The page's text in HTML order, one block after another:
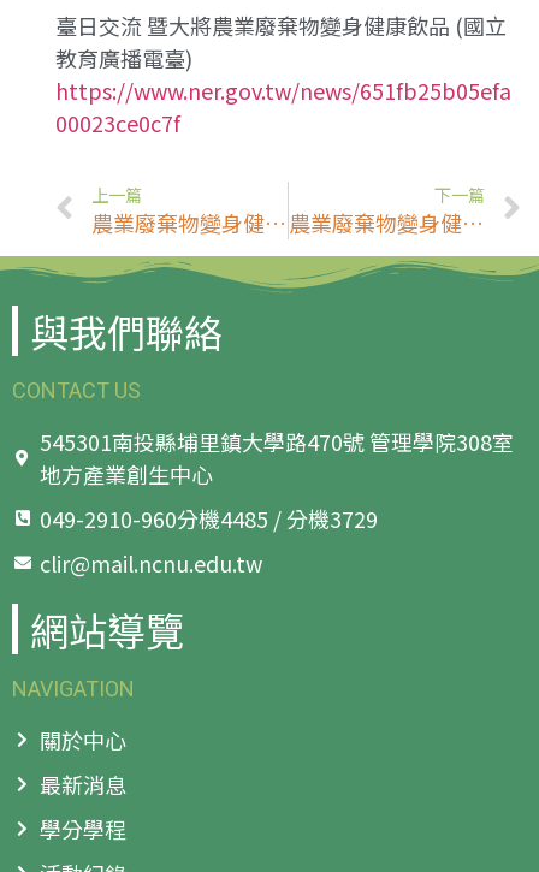
臺日交流 暨大將農業廢棄物變身健康飲品 (國立
教育廣播電臺)
https://www.ner.gov.tw/news/651fb25b05efa
00023ce0c7f
上一篇
農業廢棄物變身健康飲品! 暨大成果驚豔日本大學校長 (經濟日報)
下一篇
農業廢棄物變身健康飲品驚艷日校 暨大分享產業永續 (中時新聞網)
與我們聯絡
CONTACT US
545301南投縣埔里鎮大學路470號 管理學院308室
地方產業創生中心
049-2910-960分機4485 / 分機3729
clir@mail.ncnu.edu.tw
網站導覽
NAVIGATION
關於中心
最新消息
學分學程